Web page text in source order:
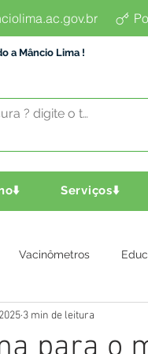
a Mâncio Lima !
Serviços⬇️
Vacinômetros
Assistência Social
3 min de leitura